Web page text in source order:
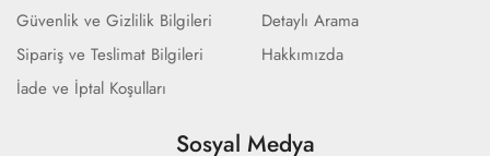
Güvenlik ve Gizlilik Bilgileri
Sipariş ve Teslimat Bilgileri
İade ve İptal Koşulları
Detaylı Arama
Hakkımızda
Sosyal Medya